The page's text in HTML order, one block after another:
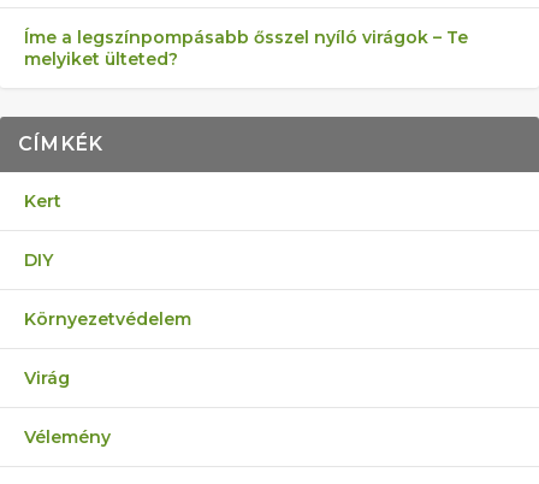
Íme a legszínpompásabb ősszel nyíló virágok – Te
melyiket ülteted?
CÍMKÉK
Kert
DIY
Környezetvédelem
Virág
Vélemény